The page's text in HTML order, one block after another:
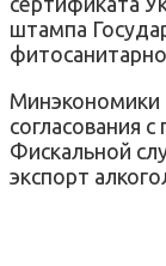
штампа
Минэкономики
согласования
Фискальной
экспорт